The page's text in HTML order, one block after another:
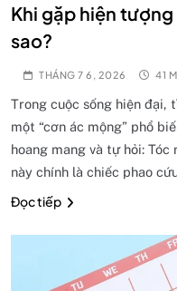
Khi gặp hiện
sao?
THÁNG 7 6, 2026 41
Trong cuộc sống hiện
một “cơn ác mộng” phổ
hoang mang và tự hỏi:
này chính là chiếc phao
Đọc tiếp